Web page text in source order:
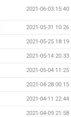
2021-06-03 15:40
2021-05-31 10:26
2021-05-25 18:19
2021-05-14 20:33
2021-05-04 11:25
2021-04-28 00:15
2021-04-11 22:44
2021-04-09 21:58